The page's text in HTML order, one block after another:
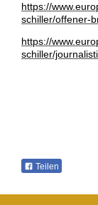
https://
schiller/offener-
https://
schiller/
Teilen